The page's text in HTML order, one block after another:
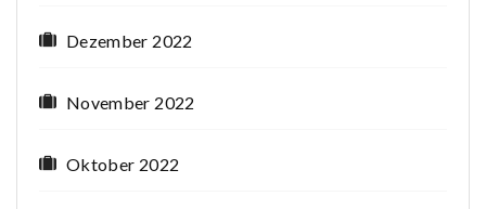
Dezember 2022
November 2022
Oktober 2022